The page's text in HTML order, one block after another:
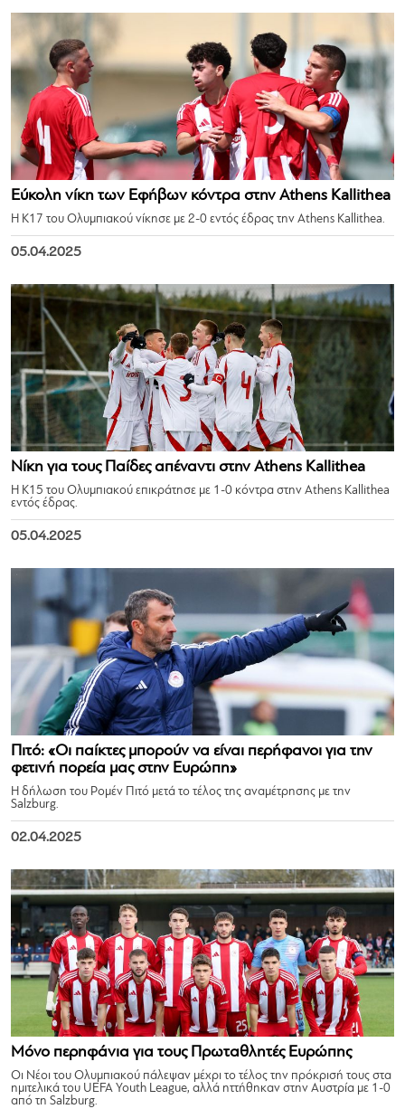
Εύκολη νίκη των Εφήβων κόντρα στην Athens Kallithea
Η Κ17 του Ολυμπιακού νίκησε με 2-0 εντός έδρας την Athens Kallithea.
05.04.2025
Νίκη για τους Παίδες απέναντι στην Athens Kallithea
Η Κ15 του Ολυμπιακού επικράτησε με 1-0 κόντρα στην Athens Kallithea
εντός έδρας.
05.04.2025
Πιτό: «Οι παίκτες μπορούν να είναι περήφανοι για την
φετινή πορεία μας στην Ευρώπη»
Η δήλωση του Ρομέν Πιτό μετά το τέλος της αναμέτρησης με την
Salzburg.
02.04.2025
Μόνο περηφάνια για τους Πρωταθλητές Ευρώπης
Οι Νέοι του Ολυμπιακού πάλεψαν μέχρι το τέλος την πρόκρισή τους στα
ημιτελικά του UEFA Youth League, αλλά ηττήθηκαν στην Αυστρία με 1-0
από τη Salzburg.